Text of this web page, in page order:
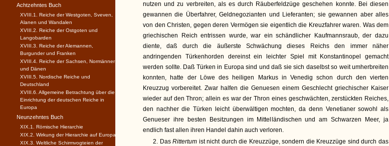
nutzen und zu verbreiten, als es durch Räuberfeldzüge geschehen konnte. Bei diesen
gewannen die Überfahrer, Geldnegozianten und Lieferanten; sie gewannen aber alles
von den Christen, gegen deren Vermögen sie eigentlich die Kreuzfahrer waren. Was dem
griechischen Reich entrissen wurde, war ein schändlicher Kaufmannsraub, der dazu
diente, daß durch die äußerste Schwächung dieses Reichs den immer näher
andringenden Türkenhorden dereinst ein leichter Spiel mit Konstantinopel gemacht
werden sollte. Daß Türken in Europa sind und daß sie sich daselbst so weit umherbreiten
konnten, hatte der Löwe des heiligen Markus in Venedig schon durch den vierten
Kreuzzug vorbereitet. Zwar halfen die Genuesen einem Geschlecht griechischer Kaiser
wieder auf den Thron; allein es war der Thron eines geschwächten, zerstückten Reiches,
den nachher die Türken leicht überwältigen mochten, da denn Venetianer sowohl als
Genueser ihre besten Besitzungen im Mittelländischen und am Schwarzen Meer, ja
endlich fast allen ihren Handel dahin auch verloren.
2. DasRittertum ist nicht durch die Kreuzzüge, sondern die Kreuzzüge sind durch das
Achtzehntes Buch
XVIII.1. Reiche der Westgoten, Sveven,
Alanen und Wandalen
XVIII.2. Reiche der Ostgoten und
Langobarden
XVIII.3. Reiche der Alemannen,
Burgunder und Franken
XVIII.4. Reiche der Sachsen, Normänner
und Dänen
XVIII.5. Nordische Reiche und
Deutschland
XVIII.6. Allgemeine Betrachtung über die
Einrichtung der deutschen Reiche in
Europa
Neunzehntes Buch
XIX.1. Römische Hierarchie
XIX.2. Wirkung der Hierarchie auf Europa
XIX.3. Weltliche Schirmvogteien der